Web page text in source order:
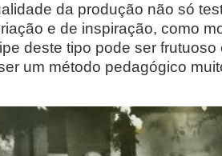
da produção não só
e de inspiração, como
deste tipo pode ser
um método pedagógico